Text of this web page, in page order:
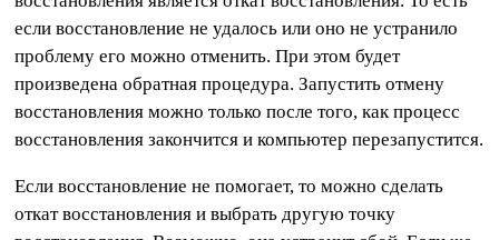
если восстановление не удалось или оно не устранило
проблему его можно отменить. При этом будет
произведена обратная процедура. Запустить отмену
восстановления можно только после того, как процесс
восстановления закончится и компьютер перезапустится.
Если восстановление не помогает, то можно сделать
откат восстановления и выбрать другую точку